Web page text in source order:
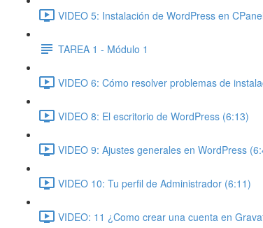
VIDEO 5: Instalación de WordPress en
TAREA 1 - Módulo 1
VIDEO 6: Cómo resolver problemas de
VIDEO 8: El escritorio de WordPress (6:13)
VIDEO 9: Ajustes generales en WordPress
VIDEO 10: Tu perfil de Administrador (6:11)
VIDEO: 11 ¿Como crear una cuenta en